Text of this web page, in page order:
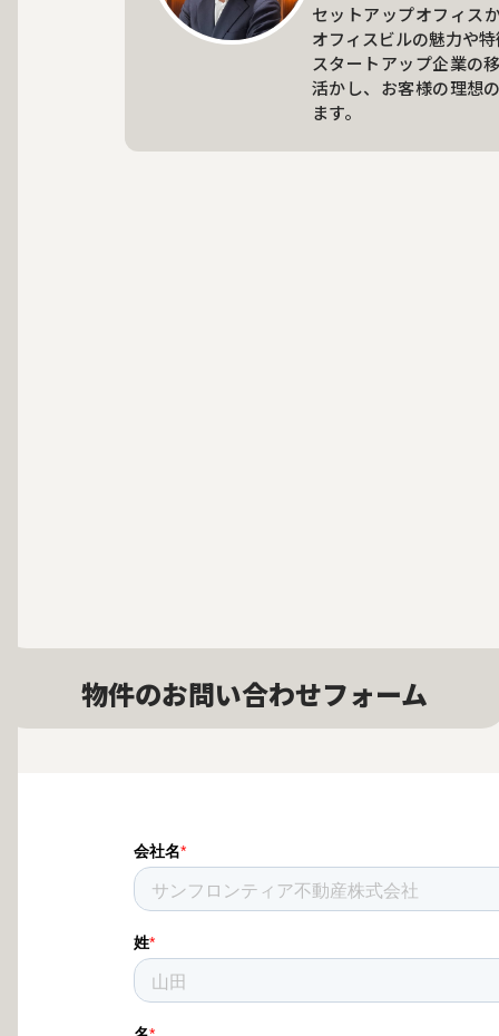
セットアップオフィス
オフィスビルの魅力や
スタートアップ企業の
活かし、お客様の理想
ます。
物件のお問い合わせフォーム